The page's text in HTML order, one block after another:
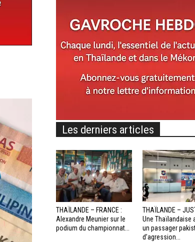
Les derniers articles
THAÏLANDE – FRANCE :
Alexandre Meunier sur le
podium du championnat...
THAÏLANDE –
Une Thaïlandaise
un passager
d’agression...